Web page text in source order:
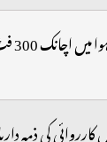
کارروائی کی ذمہ